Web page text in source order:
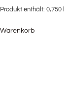
Produkt enthält: 0,750
Warenkorb